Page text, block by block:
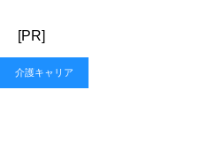
[PR]
介護キャリア